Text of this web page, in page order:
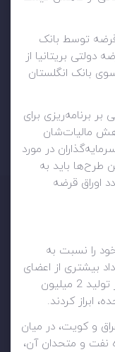
قرضه توسط بانک
دولتی بریتانیا از
بانک انگلستان
برنامه‌ریزی برای
مالیات‌شان
در مورد
طرح‌ها باید به
اوراق قرضه
را نسبت به
بیشتری از اعضای
اوپک پلاس حمایت خود را از کاهش اخیر تولید 2 میلیون
ابراز کردند.
و کویت، در میان
نفت و متحدان آن،